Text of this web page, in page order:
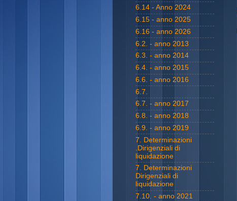
6.14 - Anno 2024
6.15 - anno 2025
6.16 - anno 2026
6.2. - anno 2013
6.3. - anno 2014
6.4. - anno 2015
6.6. - anno 2016
6.7.
6.7. - anno 2017
6.8. - anno 2018
6.9. - anno 2019
7. Determinazioni
.Dirigenziali di
liquidazione
7. Determinazioni
Dirigenziali di
liquidazione
7.10. - anno 2021